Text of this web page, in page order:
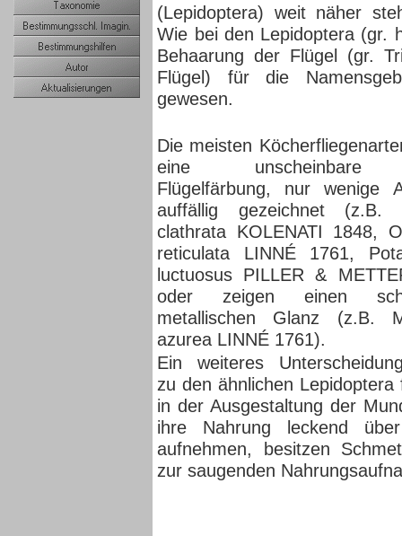
(Lepidoptera) weit näher
Wie bei den Lepidoptera (gr.
Behaarung der Flügel (gr.
Flügel) für die
gewesen.
Die meisten
eine unscheinbare
Flügelfärbung, nur wenige
auffällig gezeichnet (z.B.
clathrata KOLENATI 1848,
reticulata LINNÉ 1761,
luctuosus PILLER &
oder zeigen einen
metallischen Glanz (z.B.
azurea LINNÉ 1761).
Ein weiteres
zu den ähnlichen Lepidoptera
in der Ausgestaltung der
ihre Nahrung leckend
aufnehmen, besitzen
zur saugenden